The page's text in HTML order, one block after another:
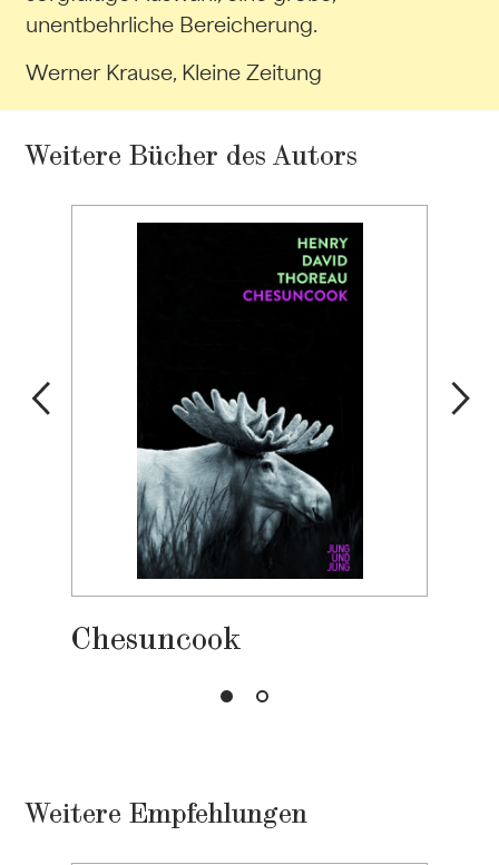
unentbehrliche Bereicherung.
Werner Krause, Kleine Zeitung
Weitere Bücher des Autors
Chesuncook
Weitere Empfehlungen